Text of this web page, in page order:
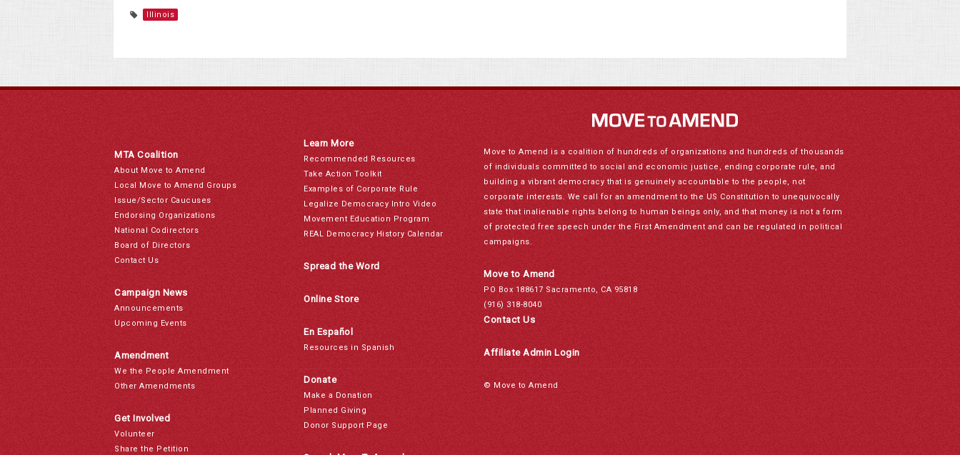
Illinois
MTA Coalition
About Move to Amend
Local Move to Amend Groups
Issue/Sector Caucuses
Endorsing Organizations
National Codirectors
Board of Directors
Contact Us
Campaign News
Announcements
Upcoming Events
Amendment
We the People Amendment
Other Amendments
Get Involved
Volunteer
Share the Petition
Learn More
Recommended Resources
Take Action Toolkit
Examples of Corporate Rule
Legalize Democracy Intro Video
Movement Education Program
REAL Democracy History Calendar
Spread the Word
Online Store
En Español
Resources in Spanish
Donate
Make a Donation
Planned Giving
Donor Support Page
Move to Amend is a coalition of hundreds of organizations and hundreds of thousands
of individuals committed to social and economic justice, ending corporate rule, and
building a vibrant democracy that is genuinely accountable to the people, not
corporate interests. We call for an amendment to the US Constitution to unequivocally
state that inalienable rights belong to human beings only, and that money is not a form
of protected free speech under the First Amendment and can be regulated in political
campaigns.
Move to Amend
PO Box 188617 Sacramento, CA 95818
(916) 318-8040
Contact Us
Affiliate Admin Login
© Move to Amend